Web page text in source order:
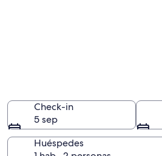
Check-in
5 sep
Huéspedes